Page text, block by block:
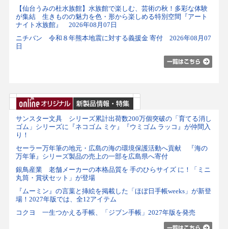
【仙台うみの杜水族館】水族館で楽しむ、芸術の秋！多彩な体験
が集結 生きものの魅力を色・形から楽しめる特別空間『アート
ナイト水族館』 2026年08月07日
ニチバン 令和８年熊本地震に対する義援金 寄付 2026年08月07
日
サンスター文具 シリーズ累計出荷数200万個突破の「育てる消し
ゴム」シリーズに『ネコゴム ミケ』『ウミゴム ラッコ』が仲間入
り！
セーラー万年筆の地元・広島の海の環境保護活動へ貢献 『海の
万年筆』シリーズ製品の売上の一部を広島県へ寄付
銀鳥産業 老舗メーカーの本格品質を 手のひらサイズ に！「ミニ
丸筒・賞状セット」が登場
『ムーミン』の言葉と挿絵を掲載した「ほぼ日手帳weeks」が新登
場！2027年版では、全12アイテム
コクヨ 一生つかえる手帳、「ジブン手帳」2027年版を発売